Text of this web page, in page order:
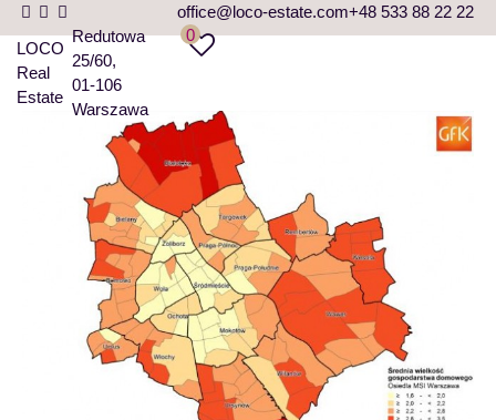
LOCO
Real
Estate
Redutowa
25/60
01-106
Warszawa
office@loco-estate.com+48 533 88 22 22
0